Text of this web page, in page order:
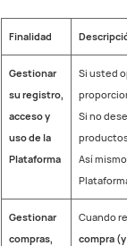
Finalidad
Gestionar
su registro,
acceso y
uso de la
Plataforma
Si usted
Si no
Así
Gestionar
compras,
Cuando
compra